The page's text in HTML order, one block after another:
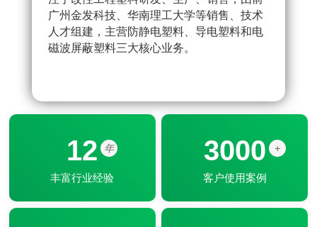
广州金发科技、华南理工大学等销售、技术
人才组建，主营防静电塑料、导电塑料和电
磁波屏蔽塑料三大核心业务。
12 年
丰富行业经验
3000 +
客户使用案例